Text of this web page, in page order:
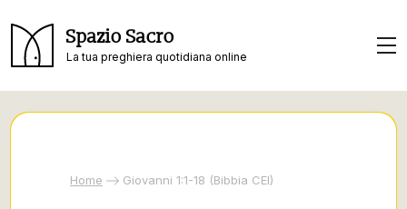
Spazio Sacro
La tua preghiera quotidiana online
Home Giovanni 1:1-18 (Bibbia CEI)